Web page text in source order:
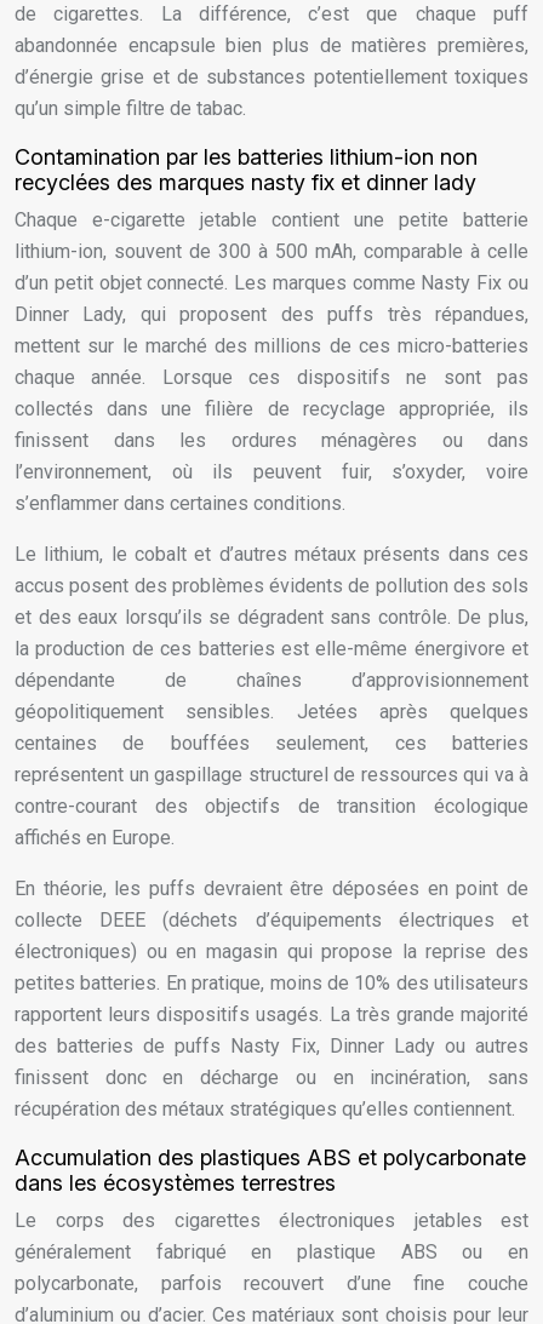
de cigarettes. La différence, c’est que chaque puff
abandonnée encapsule bien plus de matières premières,
d’énergie grise et de substances potentiellement toxiques
qu’un simple filtre de tabac.
Contamination par les batteries lithium-ion non
recyclées des marques nasty fix et dinner lady
Chaque e-cigarette jetable contient une petite batterie
lithium-ion, souvent de 300 à 500 mAh, comparable à celle
d’un petit objet connecté. Les marques comme Nasty Fix ou
Dinner Lady, qui proposent des puffs très répandues,
mettent sur le marché des millions de ces micro-batteries
chaque année. Lorsque ces dispositifs ne sont pas
collectés dans une filière de recyclage appropriée, ils
finissent dans les ordures ménagères ou dans
l’environnement, où ils peuvent fuir, s’oxyder, voire
s’enflammer dans certaines conditions.
Le lithium, le cobalt et d’autres métaux présents dans ces
accus posent des problèmes évidents de pollution des sols
et des eaux lorsqu’ils se dégradent sans contrôle. De plus,
la production de ces batteries est elle-même énergivore et
dépendante de chaînes d’approvisionnement
géopolitiquement sensibles. Jetées après quelques
centaines de bouffées seulement, ces batteries
représentent un gaspillage structurel de ressources qui va à
contre-courant des objectifs de transition écologique
affichés en Europe.
En théorie, les puffs devraient être déposées en point de
collecte DEEE (déchets d’équipements électriques et
électroniques) ou en magasin qui propose la reprise des
petites batteries. En pratique, moins de 10% des utilisateurs
rapportent leurs dispositifs usagés. La très grande majorité
des batteries de puffs Nasty Fix, Dinner Lady ou autres
finissent donc en décharge ou en incinération, sans
récupération des métaux stratégiques qu’elles contiennent.
Accumulation des plastiques ABS et polycarbonate
dans les écosystèmes terrestres
Le corps des cigarettes électroniques jetables est
généralement fabriqué en plastique ABS ou en
polycarbonate, parfois recouvert d’une fine couche
d’aluminium ou d’acier. Ces matériaux sont choisis pour leur